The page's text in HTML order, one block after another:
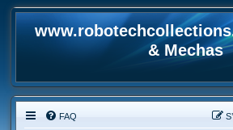
& Mechas
FAQ